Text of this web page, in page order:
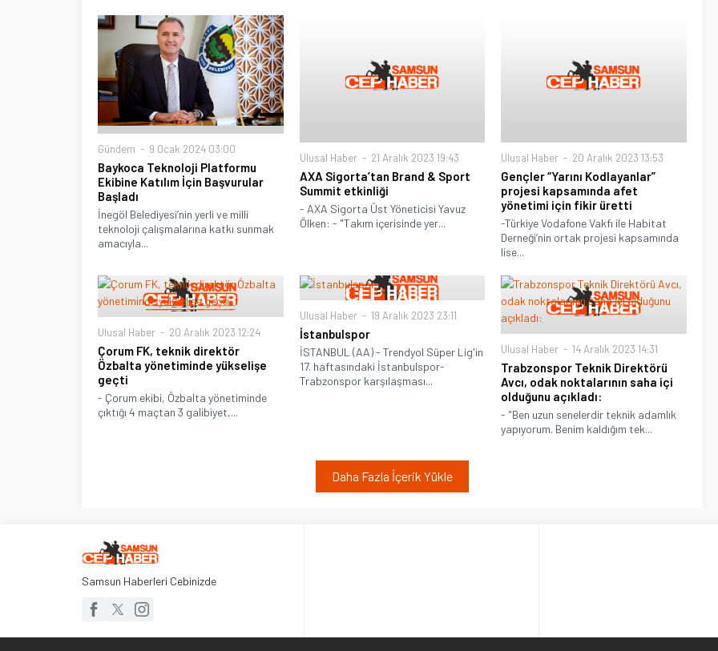
Gündem 9 Ocak 2024 03:00
Baykoca Teknoloji Platformu
Ekibine Katılım İçin Başvurular
Başladı
İnegöl Belediyesi’nin yerli ve milli
teknoloji çalışmalarına katkı sunmak
amacıyla...
Ulusal Haber 21 Aralık 2023 19:43
AXA Sigorta’tan Brand & Sport
Summit etkinliği
- AXA Sigorta Üst Yöneticisi Yavuz
Ölken: - "Takım içerisinde yer...
Ulusal Haber 20 Aralık 2023 13:53
Gençler “Yarını Kodlayanlar”
projesi kapsamında afet
yönetimi için fikir üretti
-Türkiye Vodafone Vakfı ile Habitat
Derneği’nin ortak projesi kapsamında
lise...
Ulusal Haber 20 Aralık 2023 12:24
Çorum FK, teknik direktör
Özbalta yönetiminde yükselişe
geçti
- Çorum ekibi, Özbalta yönetiminde
çıktığı 4 maçtan 3 galibiyet,...
Ulusal Haber 19 Aralık 2023 23:11
İstanbulspor
İSTANBUL (AA) - Trendyol Süper Lig'in
17. haftasındaki İstanbulspor-
Trabzonspor karşılaşması...
Ulusal Haber 14 Aralık 2023 14:31
Trabzonspor Teknik Direktörü
Avcı, odak noktalarının saha içi
olduğunu açıkladı:
- "Ben uzun senelerdir teknik adamlık
yapıyorum. Benim kaldığım tek...
Daha Fazla İçerik Yükle
Samsun Haberleri Cebinizde